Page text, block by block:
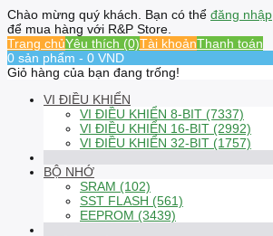
Chào mừng quý khách. Bạn có thể đăng nhập
để mua hàng với R&P Store.
Trang chủYêu thích (0)Tài khoảnThanh toán
0 sản phẩm - 0 VND
Giỏ hàng của bạn đang trống!
VI ĐIỀU KHIỂN
VI ĐIỀU KHIỂN 8-BIT (7337)
VI ĐIỀU KHIỂN 16-BIT (2992)
VI ĐIỀU KHIỂN 32-BIT (1757)
BỘ NHỚ
SRAM (102)
SST FLASH (561)
EEPROM (3439)